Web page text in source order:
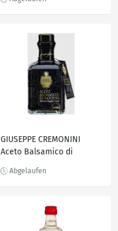
GIUSEPPE CREMONINI
Aceto Balsamico di